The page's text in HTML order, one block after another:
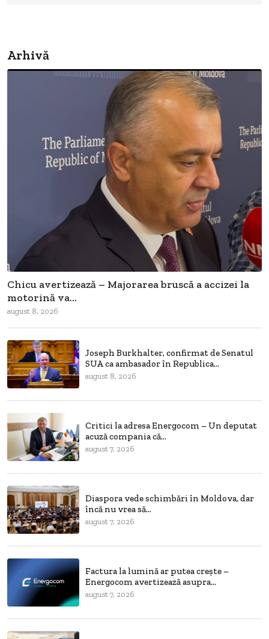
Arhivă
Chicu avertizează – Majorarea bruscă a accizei la
motorină va...
august 8, 2026
Joseph Burkhalter, confirmat de Senatul
SUA ca ambasador în Republica...
august 8, 2026
Critici la adresa Energocom – Un deputat
acuză compania că...
august 7, 2026
Diaspora vede schimbări în Moldova, dar
încă nu vrea să...
august 7, 2026
Factura la lumină ar putea crește –
Energocom avertizează asupra...
august 7, 2026